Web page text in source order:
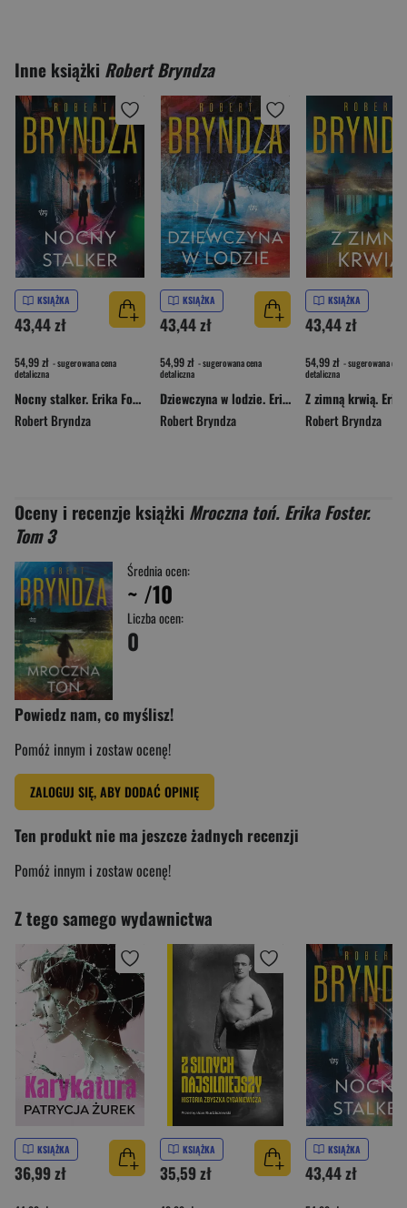
Inne książki Robert Bryndza
KSIĄŻKA
43,44 zł
54,99 zł - sugerowana cena
detaliczna
Nocny stalker. Erika Foster. Tom 2
Robert Bryndza
KSIĄŻKA
43,44 zł
54,99 zł - sugerowana cena
detaliczna
Dziewczyna w lodzie. Erika Foster. Tom 1
Robert Bryndza
KSIĄŻKA
43,44 zł
54,99 zł - sugerowana cena
detaliczna
Robert Bryndza
Oceny i recenzje książki Mroczna toń. Erika Foster.
Tom 3
Średnia ocen:
~ /10
Liczba ocen:
0
Powiedz nam, co myślisz!
Pomóż innym i zostaw ocenę!
ZALOGUJ SIĘ, ABY DODAĆ OPINIĘ
Ten produkt nie ma jeszcze żadnych recenzji
Pomóż innym i zostaw ocenę!
Z tego samego wydawnictwa
KSIĄŻKA
36,99 zł
KSIĄŻKA
35,59 zł
KSIĄŻKA
43,44 zł